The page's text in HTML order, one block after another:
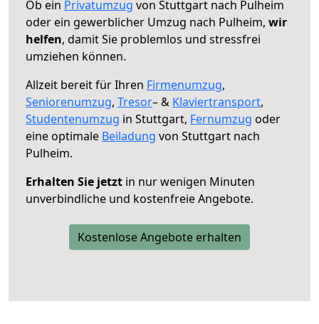
Ob ein Privatumzug von Stuttgart nach Pulheim
oder ein gewerblicher Umzug nach Pulheim, wir
helfen, damit Sie problemlos und stressfrei
umziehen können.
Allzeit bereit für Ihren Firmenumzug,
Seniorenumzug, Tresor– & Klaviertransport,
Studentenumzug in Stuttgart, Fernumzug oder
eine optimale Beiladung von Stuttgart nach
Pulheim.
Erhalten Sie jetzt in nur wenigen Minuten
unverbindliche und kostenfreie Angebote.
Kostenlose Angebote erhalten